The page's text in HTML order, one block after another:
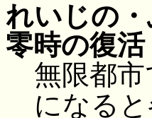
れいじの
零時の復活
無限都
になる